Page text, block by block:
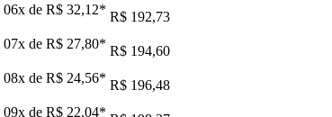
06x de R$ 32,12* R$ 192,73
07x de R$ 27,80* R$ 194,60
08x de R$ 24,56* R$ 196,48
09x de R$ 22,04*